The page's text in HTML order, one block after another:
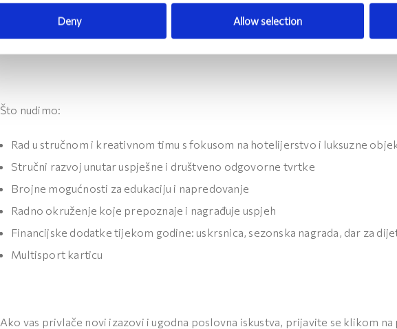
Deny Allow selection
razumijevanje utjecaja PMS konfiguracija na billing, reporting i operativne
iskustvo rada s formalnim change management procesima
Što nudimo:
Rad u stručnom i kreativnom timu s fokusom na hotelijerstvo i luksuzne
Stručni razvoj unutar uspješne i društveno odgovorne tvrtke
Brojne mogućnosti za edukaciju i napredovanje
Radno okruženje koje prepoznaje i nagrađuje uspjeh
Financijske dodatke tijekom godine: uskrsnica, sezonska nagrada, dar za
Multisport karticu
Ako vas privlače novi izazovi i ugodna poslovna iskustva, prijavite se klikom